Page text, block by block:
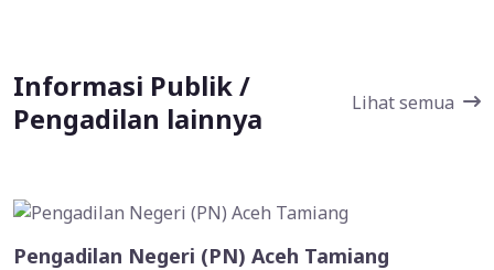
Informasi Publik /
Pengadilan lainnya
Lihat semua
Pengadilan Negeri (PN) Aceh Tamiang